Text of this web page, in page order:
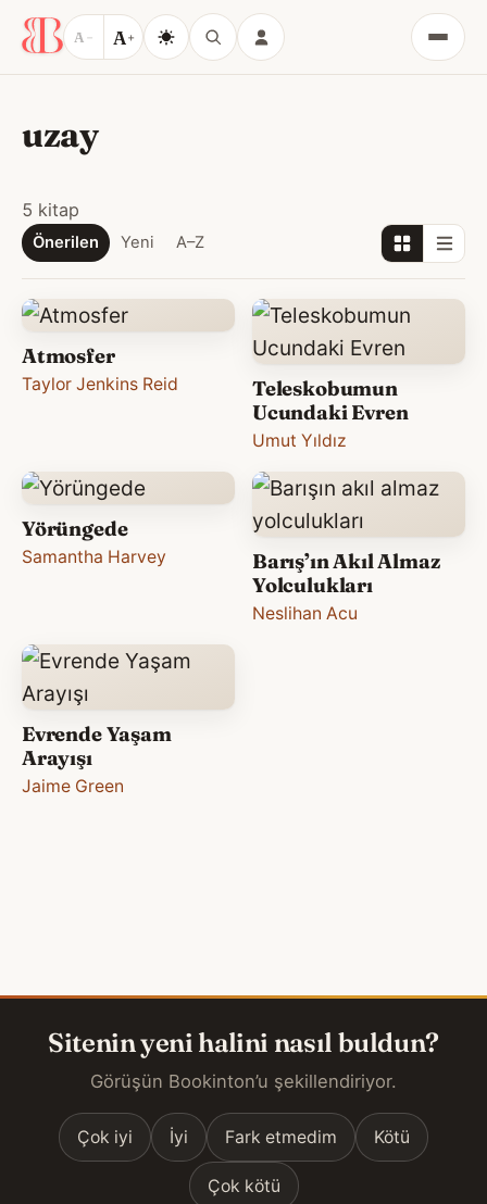
A − A+
Menü
uzay
5 kitap
Önerilen Yeni A–Z
Atmosfer
Taylor Jenkins Reid
Teleskobumun
Ucundaki Evren
Umut Yıldız
Yörüngede
Samantha Harvey
Barış’ın Akıl Almaz
Yolculukları
Neslihan Acu
Evrende Yaşam
Arayışı
Jaime Green
Sitenin yeni halini nasıl buldun?
Görüşün Bookinton’u şekillendiriyor.
Çok iyi İyi Fark etmedim Kötü
Çok kötü